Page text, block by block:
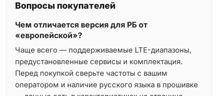
Вопросы покупателей
Чем отличается версия для РБ от
«европейской»?
Чаще всего — поддерживаемые LTE-диапазоны,
предустановленные сервисы и комплектация.
Перед покупкой сверьте частоты с вашим
оператором и наличие русского языка в прошивке